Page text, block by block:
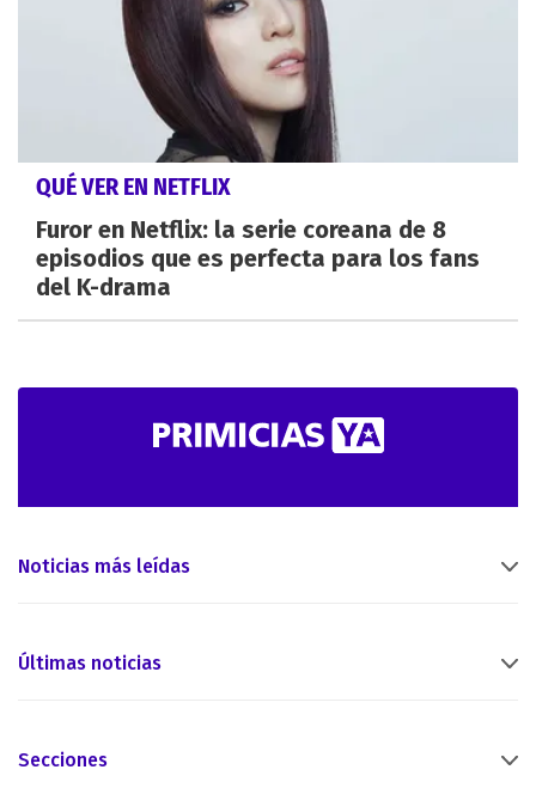
QUÉ VER EN NETFLIX
Furor en Netflix: la serie coreana de 8
episodios que es perfecta para los fans
del K-drama
Noticias más leídas
Últimas noticias
Secciones